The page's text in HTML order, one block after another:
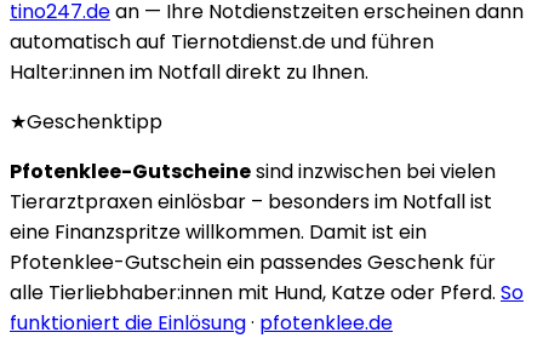
tino247.dean — Ihre Notdienstzeiten erscheinen dann
automatisch auf Tiernotdienst.de und führen
Halter:innen im Notfall direkt zu Ihnen.
★Geschenktipp
Pfotenklee-Gutscheinesind inzwischen bei vielen
Tierarztpraxen einlösbar – besonders im Notfall ist
eine Finanzspritze willkommen. Damit ist ein
Pfotenklee-Gutschein ein passendes Geschenk für
alle Tierliebhaber:innen mit Hund, Katze oder Pferd. So
funktioniert die Einlösung· pfotenklee.de